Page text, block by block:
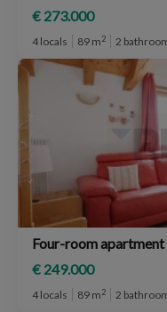
€ 273.000
4 locals 89 m2 2
Four-room
€ 249.000
4 locals 89 m2 2